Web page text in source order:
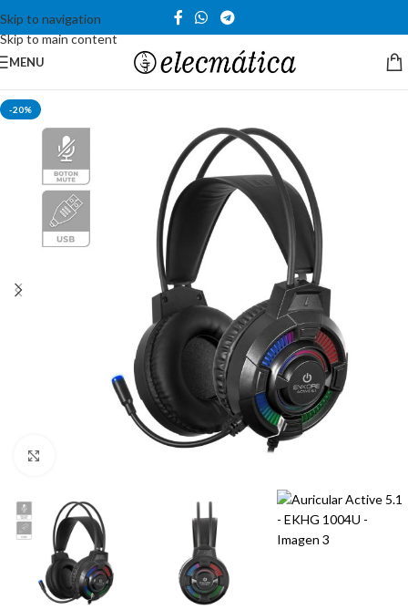
Skip to navigation
Skip to main content
MENU
-20%